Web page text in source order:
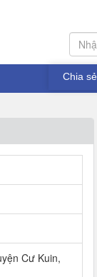
Chia sẻ
Cư Kuin,